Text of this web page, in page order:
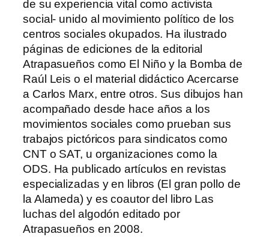
de su experiencia vital como activista
social- unido al movimiento político de los
centros sociales okupados. Ha ilustrado
páginas de ediciones de la editorial
Atrapasueños como El Niño y la Bomba de
Raúl Leis o el material didáctico Acercarse
a Carlos Marx, entre otros. Sus dibujos han
acompañado desde hace años a los
movimientos sociales como prueban sus
trabajos pictóricos para sindicatos como
CNT o SAT, u organizaciones como la
ODS. Ha publicado artículos en revistas
especializadas y en libros (El gran pollo de
la Alameda) y es coautor del libro Las
luchas del algodón editado por
Atrapasueños en 2008.